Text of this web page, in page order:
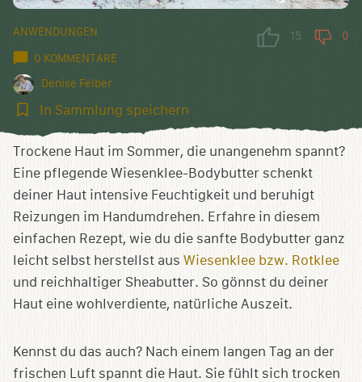
ANWENDUNGEN
0 KOMMENTARE
Denise Felber
15 0
In
speichern
In Sammlung speichern
Trockene Haut im Sommer, die unangenehm spannt?
Eine pflegende Wiesenklee-Bodybutter schenkt
deiner Haut intensive Feuchtigkeit und beruhigt
Reizungen im Handumdrehen. Erfahre in diesem
einfachen Rezept, wie du die sanfte Bodybutter ganz
leicht selbst herstellst aus Wiesenklee bzw. Rotklee
und reichhaltiger Sheabutter. So gönnst du deiner
Haut eine wohlverdiente, natürliche Auszeit.
Kennst du das auch? Nach einem langen Tag an der
frischen Luft spannt die Haut. Sie fühlt sich trocken